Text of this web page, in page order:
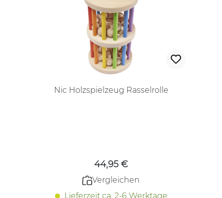
Nic Holzspielzeug Rasselrolle
44,95 €
Vergleichen
Lieferzeit ca. 2-6 Werktage